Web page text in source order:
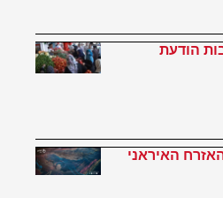
הודעת
האיראני